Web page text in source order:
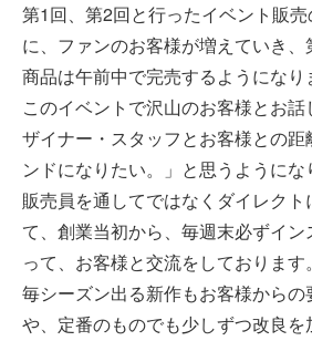
第1回、第2回と行ったイベント販
に、ファンのお客様が増えていき
商品は午前中で完売するようになり
このイベントで沢山のお客様とお
ザイナー・スタッフとお客様との距
ンドになりたい。」と思うようにな
販売員を通してではなくダイレクト
て、創業当初から、毎週末必ずイ
って、お客様と交流をしております。
毎シーズン出る新作もお客様から
や、定番のものでも少しずつ改良を